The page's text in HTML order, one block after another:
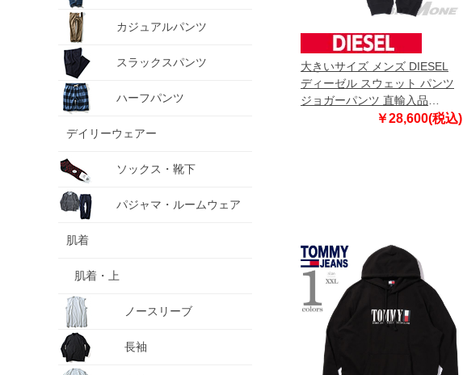
カジュアルパンツ
スラックスパンツ
ハーフパンツ
デイリーウェアー
ソックス・靴下
パジャマ・ルームウェア
肌着
肌着・上
ノースリーブ
長袖
大きいサイズ メンズ DIESEL
ディーゼル スウェット パンツ
ジョガーパンツ 直輸入品
￥28,600(税込)